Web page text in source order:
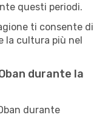
questi periodi.
ti consente di
la cultura più nel
durante la
durante